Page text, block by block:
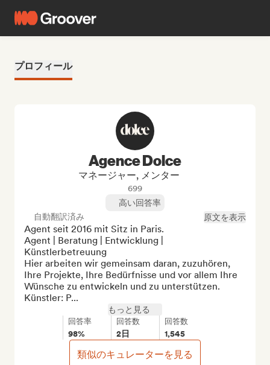
プロフィール
Agence Dolce
マネージャー, メンター
699
高い回答率
自動翻訳済み
原文を表示
Agent seit 2016 mit Sitz in Paris.
Agent | Beratung | Entwicklung |
Künstlerbetreuung
Hier arbeiten wir gemeinsam daran, zuzuhören,
Ihre Projekte, Ihre Bedürfnisse und vor allem Ihre
Wünsche zu entwickeln und zu unterstützen.
Künstler: P...
もっと見る
回答率
98%
回答数
2日
回答数
1,545
類似のキュレーターを見る